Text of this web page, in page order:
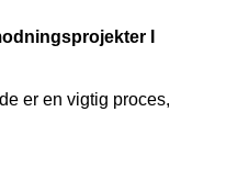
I
er en vigtig proces,